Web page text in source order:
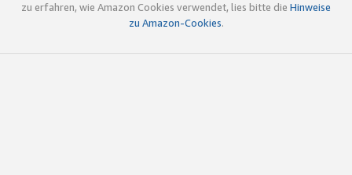
zu erfahren, wie Amazon Cookies verwendet, lies bitte die Hinweise
zu Amazon-Cookies.